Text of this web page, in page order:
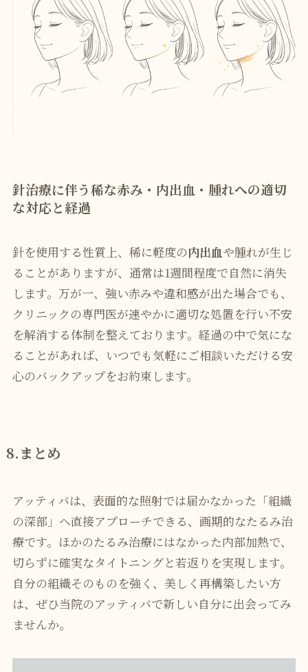
針治療に伴う稀な赤み・内出血・腫れへの適切
な対応と経過
針を使用する性質上、稀に軽度の内出血や腫れが生じ
ることがありますが、通常は1週間程度で自然に消失
します。万が一、強い赤みや違和感が出た場合でも、
クリニックの専門医が速やかに適切な処置を行い不安
を解消する体制を整えております。経過の中で気にな
ることがあれば、いつでも気軽にご相談いただける安
心のバックアップをお約束します。
8.まとめ
アッティバは、表面的な照射では届かなかった「組織
の深部」へ直接アプローチできる、画期的なたるみ治
療です。ほかのたるみ治療にはなかった内部加熱で、
切らずに確実なタイトニングと若返りを実現します。
自分の組織そのものを強く、美しく再構築したい方
は、ぜひ当院のアッティバで新しい自分に出会ってみ
ませんか。